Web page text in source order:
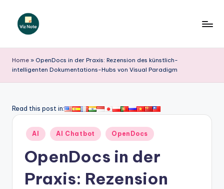
iz
N
t
Home » OpenDocs in der Praxis: Rezension des künstlich-
intelligenten Dokumentations-Hubs von Visual Paradigm
Read this post in:
Posted
in
AI AI Chatbot OpenDocs
OpenDocs in der
Praxis: Rezension